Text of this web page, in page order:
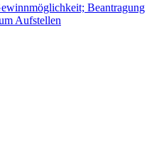
Beantragung
Aufstellen